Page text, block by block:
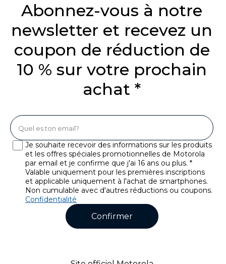
Abonnez-vous à notre
newsletter et recevez un
coupon de réduction de
10 % sur votre prochain
achat *
Confirmer
Je souhaite recevoir des informations sur les produits
et les offres spéciales promotionnelles de Motorola
par email et je confirme que j'ai 16 ans ou plus. *
Valable uniquement pour les premières inscriptions
et applicable uniquement à l'achat de smartphones.
Non cumulable avec d'autres réductions ou coupons.
Confidentialité